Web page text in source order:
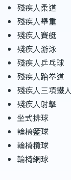
殘疾人柔道
殘疾人舉重
殘疾人賽艇
殘疾人游泳
殘疾人乒乓球
殘疾人跆拳道
殘疾人三項鐵人
殘疾人射擊
坐式排球
輪椅籃球
輪椅欖球
輪椅網球